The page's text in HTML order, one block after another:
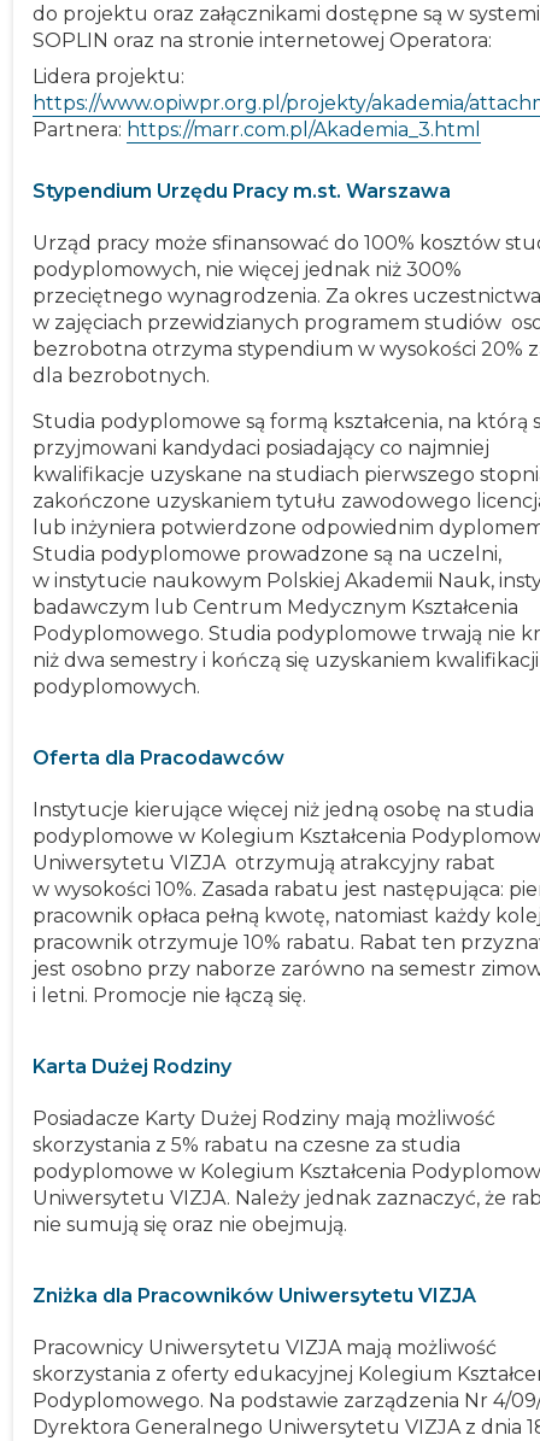
do projektu oraz załącznikami dostępne są w
SOPLIN oraz na stronie internetowej Operatora:
Lidera projektu:
https://www.opiwpr.org.pl/projekty/akademia/
Partnera: https://marr.com.pl/Akademia_3.html
Stypendium Urzędu Pracy m.st. Warszawa
Urząd pracy może sfinansować do 100% kosztów
podyplomowych, nie więcej jednak niż 300%
przeciętnego wynagrodzenia. Za okres
w zajęciach przewidzianych programem studiów
bezrobotna otrzyma stypendium w wysokości 20%
dla bezrobotnych.
Studia podyplomowe są formą kształcenia, na którą
przyjmowani kandydaci posiadający co najmniej
kwalifikacje uzyskane na studiach pierwszego
zakończone uzyskaniem tytułu zawodowego
lub inżyniera potwierdzone odpowiednim
Studia podyplomowe prowadzone są na uczelni,
w instytucie naukowym Polskiej Akademii Nauk,
badawczym lub Centrum Medycznym Kształcenia
Podyplomowego. Studia podyplomowe trwają nie
niż dwa semestry i kończą się uzyskaniem kwalifikacji
podyplomowych.
Oferta dla Pracodawców
Instytucje kierujące więcej niż jedną osobę na studia
podyplomowe w Kolegium Kształcenia
Uniwersytetu VIZJA otrzymują atrakcyjny rabat
w wysokości 10%. Zasada rabatu jest następująca:
pracownik opłaca pełną kwotę, natomiast każdy
pracownik otrzymuje 10% rabatu. Rabat ten
jest osobno przy naborze zarówno na semestr
i letni. Promocje nie łączą się.
Karta Dużej Rodziny
Posiadacze Karty Dużej Rodziny mają możliwość
skorzystania z 5% rabatu na czesne za studia
podyplomowe w Kolegium Kształcenia
Uniwersytetu VIZJA. Należy jednak zaznaczyć, że
nie sumują się oraz nie obejmują.
Zniżka dla Pracowników Uniwersytetu VIZJA
Pracownicy Uniwersytetu VIZJA mają możliwość
skorzystania z oferty edukacyjnej Kolegium
Podyplomowego. Na podstawie zarządzenia Nr 4/
Dyrektora Generalnego Uniwersytetu VIZJA z dnia